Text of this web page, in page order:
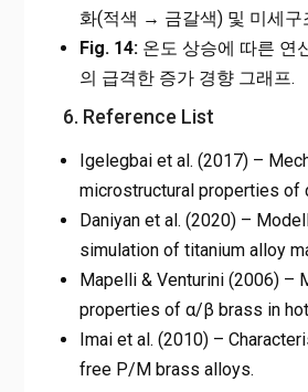
화(적색 → 금갈색) 및 미세구
Fig. 14:온도 상승에 따른 연
의 급격한 증가 경향 그래프.
6. Reference List
Igelegbai et al. (2017) –
microstructural properties of
Daniyan et al. (2020) –
simulation of titanium alloy
Mapelli & Venturini (2006) –
properties of α/β brass in
Imai et al. (2010) –
free P/M brass alloys.